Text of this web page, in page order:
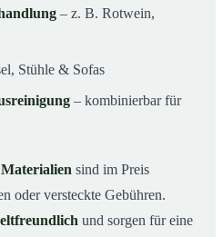
– z. B. Rotwein,
Stühle & Sofas
– kombinierbar für
sind im Preis
oder versteckte Gebühren.
und sorgen für eine